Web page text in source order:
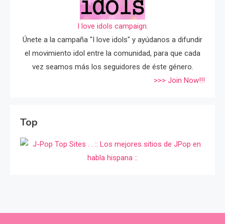
I love idols campaign.
Únete a la campaña "I love idols" y ayúdanos a difundir
el movimiento idol entre la comunidad, para que cada
vez seamos más los seguidores de éste género.
>>> Join Now!!!
Top